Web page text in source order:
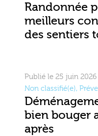
Randonnée
meilleurs
des sentiers
Publié le 25 juin 2026
Non classifié(e),
bien bouger
après